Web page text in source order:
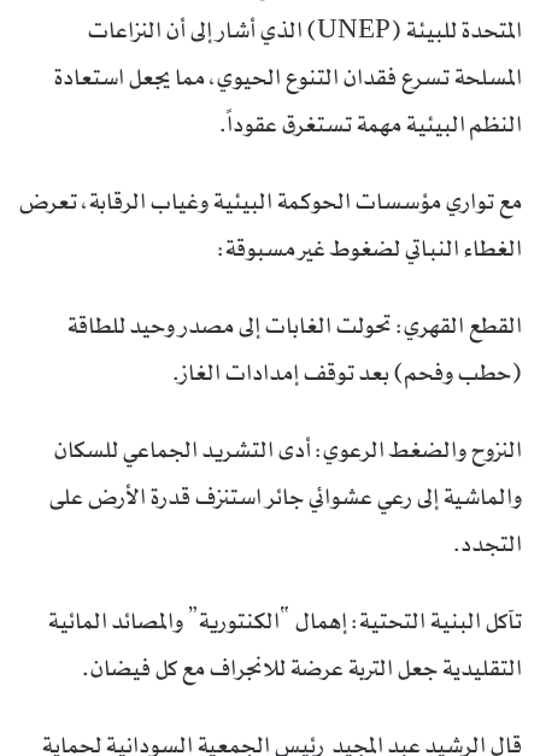
المتحدة للبيئة (UNEP) الذي أشار إلى أن النزاعات
المسلحة تسرع فقدان التنوع الحيوي، مما يجعل استعادة
النظم البيئية مهمة تستغرق عقوداً.
مع تواري مؤسسات الحوكمة البيئية وغياب الرقابة، تعرض
الغطاء النباتي لضغوط غير مسبوقة:
القطع القهري: تحولت الغابات إلى مصدر وحيد للطاقة
(حطب وفحم) بعد توقف إمدادات الغاز.
النزوح والضغط الرعوي: أدى التشريد الجماعي للسكان
والماشية إلى رعي عشوائي جائر استنزف قدرة الأرض على
التجدد.
تآكل البنية التحتية: إهمال “الكنتورية” والمصائد المائية
التقليدية جعل التربة عرضة للانجراف مع كل فيضان.
قال الرشيد عبد المجيد رئيس الجمعية السودانية لحماية